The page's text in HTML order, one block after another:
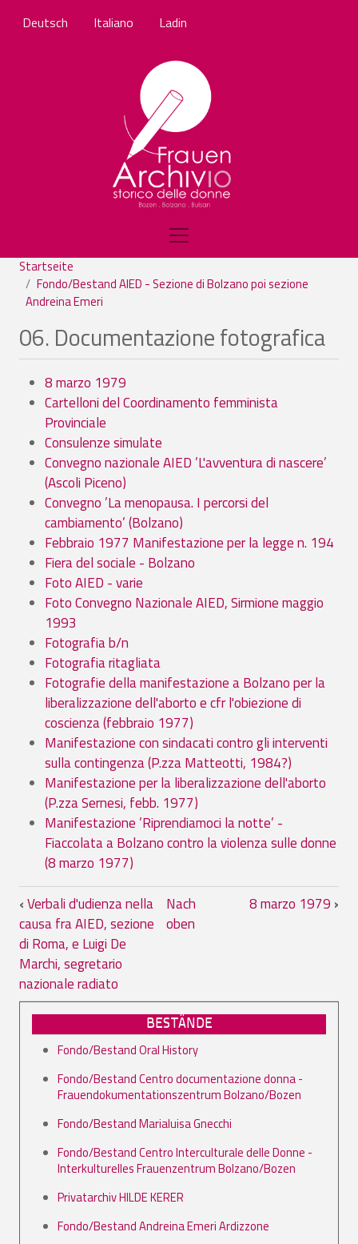
Deutsch Italiano Ladin
Startseite
Fondo/Bestand AIED - Sezione di Bolzano poi sezione
Andreina Emeri
06. Documentazione fotografica
8 marzo 1979
Cartelloni del Coordinamento femminista
Provinciale
Consulenze simulate
Convegno nazionale AIED ’L'avventura di nascere’
(Ascoli Piceno)
Convegno ’La menopausa. I percorsi del
cambiamento’ (Bolzano)
Febbraio 1977 Manifestazione per la legge n. 194
Fiera del sociale - Bolzano
Foto AIED - varie
Foto Convegno Nazionale AIED, Sirmione maggio
1993
Fotografia b/n
Fotografia ritagliata
Fotografie della manifestazione a Bolzano per la
liberalizzazione dell'aborto e cfr l'obiezione di
coscienza (febbraio 1977)
Manifestazione con sindacati contro gli interventi
sulla contingenza (P.zza Matteotti, 1984?)
Manifestazione per la liberalizzazione dell'aborto
(P.zza Sernesi, febb. 1977)
Manifestazione ’Riprendiamoci la notte’ -
Fiaccolata a Bolzano contro la violenza sulle donne
(8 marzo 1977)
Links für das Blättern im Buch 06.
‹Verbali d'udienza nella
causa fra AIED, sezione
di Roma, e Luigi De
Marchi, segretario
nazionale radiato
Nach
oben
8 marzo 1979 ›
BESTÄNDE
Fondo/Bestand Oral History
Fondo/Bestand Centro documentazione donna -
Frauendokumentationszentrum Bolzano/Bozen
Fondo/Bestand Marialuisa Gnecchi
Fondo/Bestand Centro Interculturale delle Donne -
Interkulturelles Frauenzentrum Bolzano/Bozen
Privatarchiv HILDE KERER
Fondo/Bestand Andreina Emeri Ardizzone